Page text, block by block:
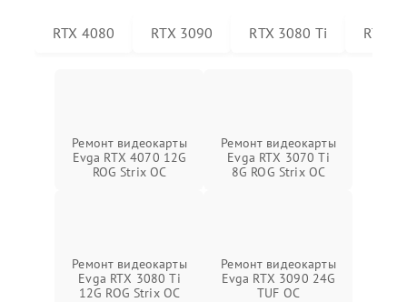
RTX 4080 RTX 3090 RTX 3080 Ti RTX
Ремонт видеокарты
Evga RTX 4070 12G
ROG Strix OC
Ремонт видеокарты
Evga RTX 3070 Ti
8G ROG Strix OC
Ремонт видеокарты
Evga RTX 3080 Ti
12G ROG Strix OC
Ремонт видеокарты
Evga RTX 3090 24G
TUF OC